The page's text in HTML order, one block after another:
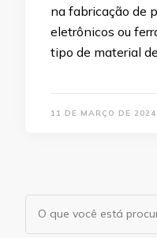
na fabricação de
eletrônicos ou
tipo de material
11 DE MARÇO DE 2024
Procurando
algo?